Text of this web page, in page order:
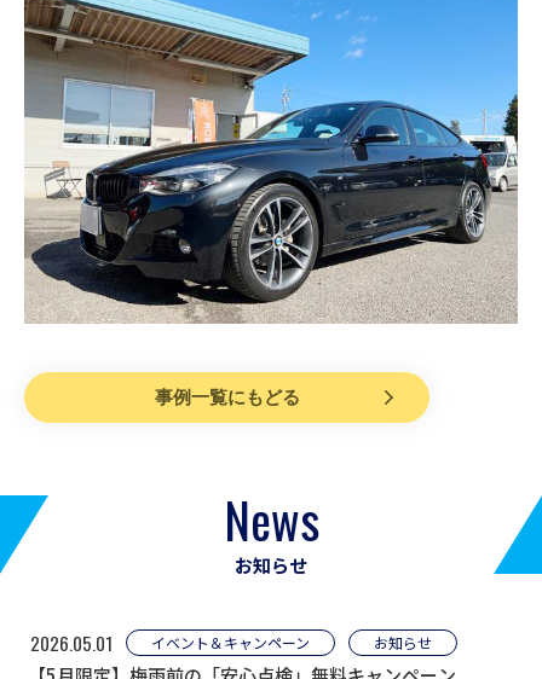
事例一覧にもどる
News
お知らせ
2026.05.01 イベント＆キャンペーン お知らせ